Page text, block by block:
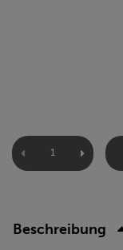
Beschreibung